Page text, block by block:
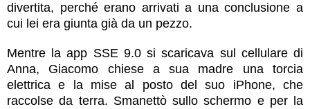
divertita, perché erano arrivati a una conclusione a
cui lei era giunta già da un pezzo.
Mentre la app SSE 9.0 si scaricava sul cellulare di
Anna, Giacomo chiese a sua madre una torcia
elettrica e la mise al posto del suo iPhone, che
raccolse da terra. Smanettò sullo schermo e per la